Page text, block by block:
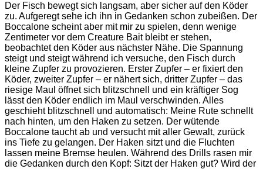
Der Fisch bewegt sich langsam, aber sicher auf den Köder
zu. Aufgeregt sehe ich ihn in Gedanken schon zubeißen. Der
Boccalone scheint aber mit mir zu spielen, denn wenige
Zentimeter vor dem Creature Bait bleibt er stehen,
beobachtet den Köder aus nächster Nähe. Die Spannung
steigt und steigt während ich versuche, den Fisch durch
kleine Zupfer zu provozieren. Erster Zupfer – er fixiert den
Köder, zweiter Zupfer – er nähert sich, dritter Zupfer – das
riesige Maul öffnet sich blitzschnell und ein kräftiger Sog
lässt den Köder endlich im Maul verschwinden. Alles
geschieht blitzschnell und automatisch: Meine Rute schnellt
nach hinten, um den Haken zu setzen. Der wütende
Boccalone taucht ab und versucht mit aller Gewalt, zurück
ins Tiefe zu gelangen. Der Haken sitzt und die Fluchten
lassen meine Bremse heulen. Während des Drills rasen mir
die Gedanken durch den Kopf: Sitzt der Haken gut? Wird der